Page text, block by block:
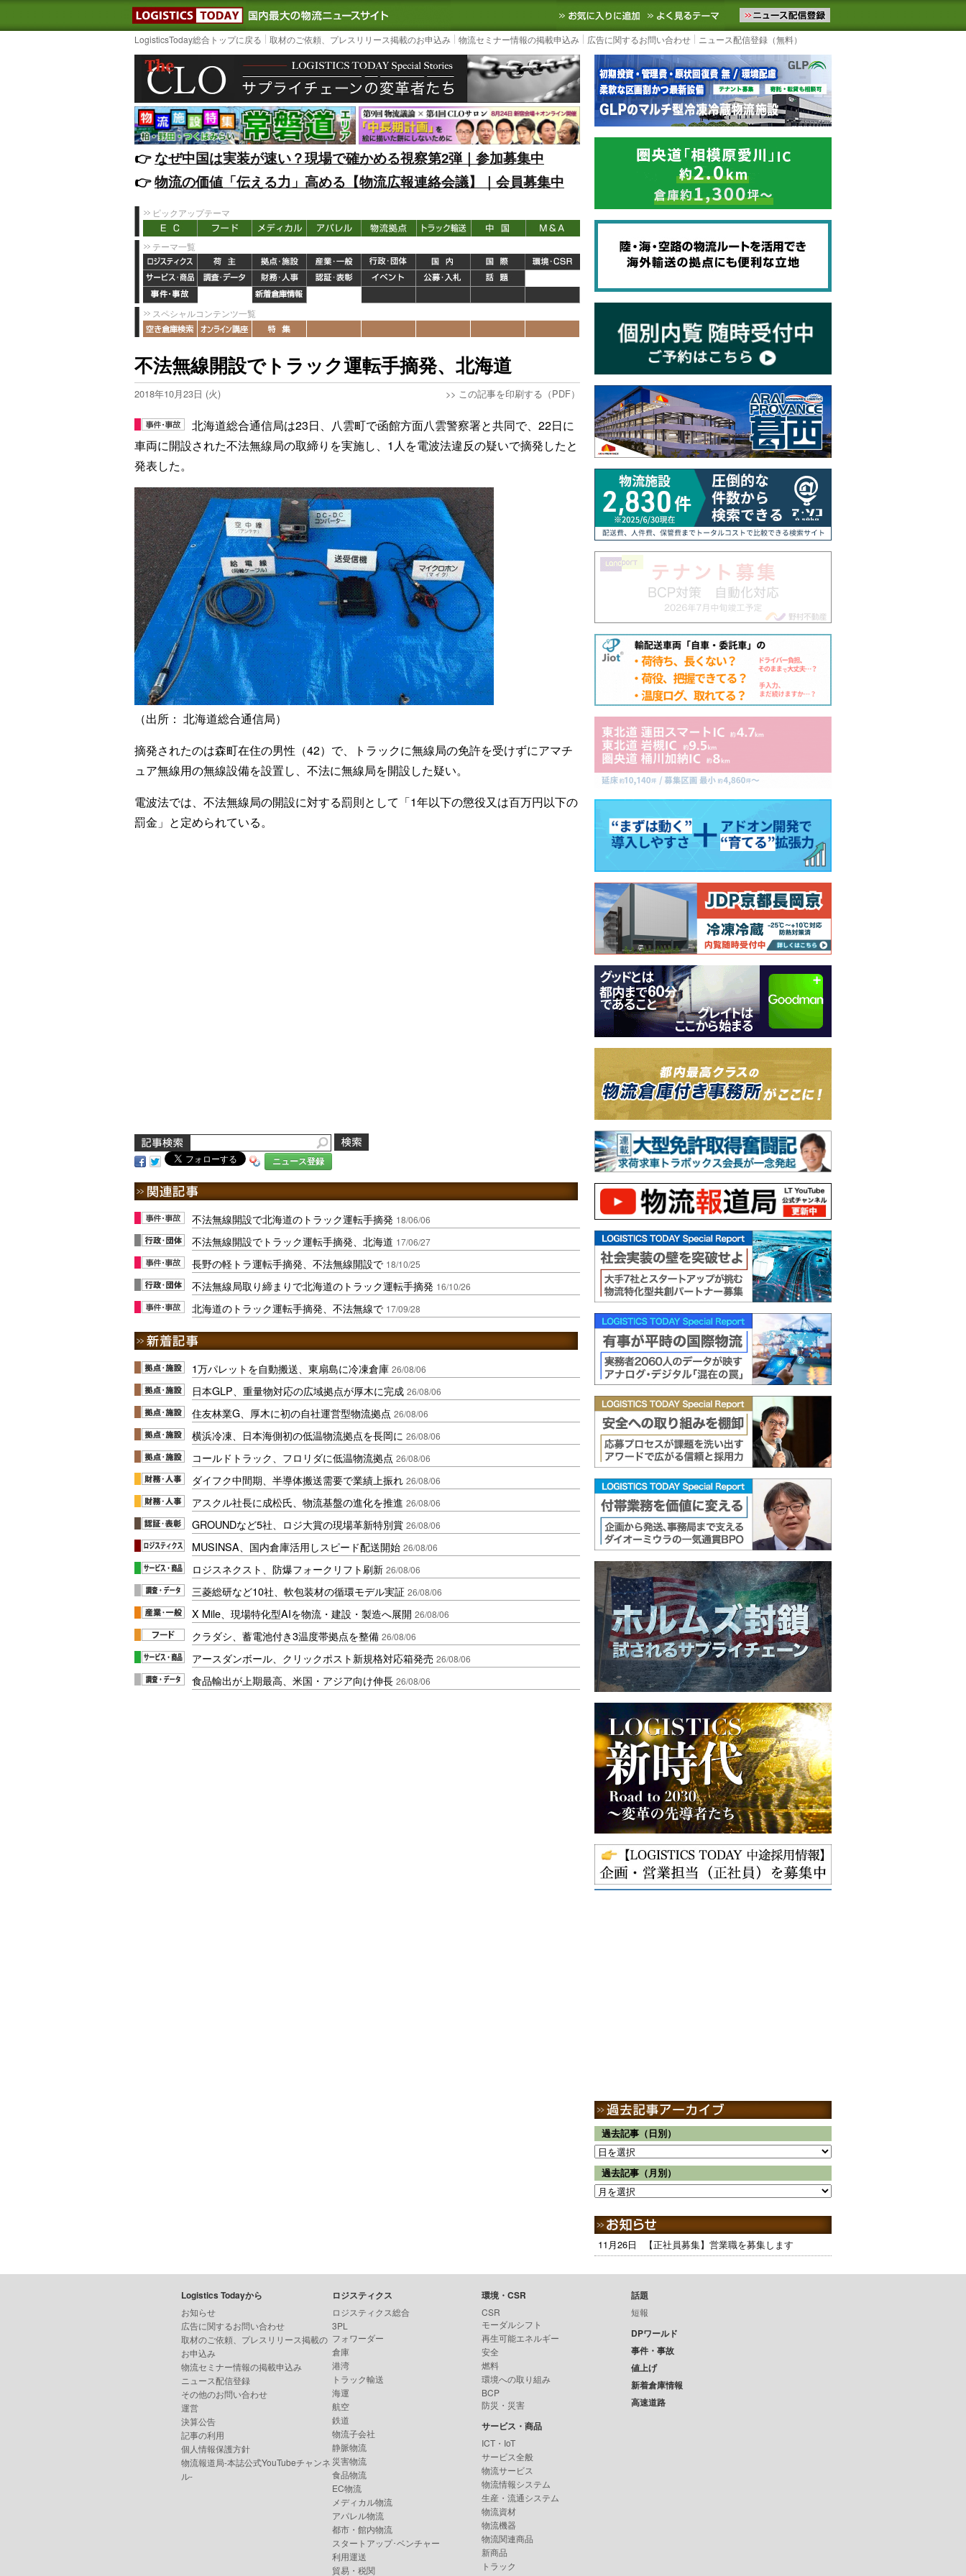
LOGISTICS TODAY｜国内最大の物流ニュースサイト3PL, SCMなど国内外の最新の物流ニュースをお届けします。物流ニュースメール配信を登録す
お気に入りに追加 よく見るテーマ
LogisticsToday総合トップに戻る 取材のご依頼、プレスリリース掲載のお申込み 物流セミナー情報の掲載申込み 広告に関するお問い合わせ ニュース配信登録（無料）
👉️なぜ中国は実装が速い？現場で確かめる視察第2弾｜参加募集中
👉️物流の価値「伝える力」高める【物流広報連絡会議】｜会員募集中
ピックアップテーマ
テーマ一覧
スペシャルコンテンツ一覧
不法無線開設でトラック運転手摘発、北海道
2018年10月23日 (火) >> この記事を印刷する（PDF）
北海道総合通信局は23日、八雲町で函館方面八雲警察署と共同で、22日に
車両に開設された不法無線局の取締りを実施し、1人を電波法違反の疑いで摘発したと
発表した。
（出所： 北海道総合通信局）
摘発されたのは森町在住の男性（42）で、トラックに無線局の免許を受けずにアマチ
ュア無線用の無線設備を設置し、不法に無線局を開設した疑い。
電波法では、不法無線局の開設に対する罰則として「1年以下の懲役又は百万円以下の
罰金」と定められている。
ニュース登録
不法無線開設で北海道のトラック運転手摘発 18/06/06
不法無線開設でトラック運転手摘発、北海道 17/06/27
長野の軽トラ運転手摘発、不法無線開設で 18/10/25
不法無線局取り締まりで北海道のトラック運転手摘発 16/10/26
北海道のトラック運転手摘発、不法無線で 17/09/28
1万パレットを自動搬送、東扇島に冷凍倉庫 26/08/06
日本GLP、重量物対応の広域拠点が厚木に完成 26/08/06
住友林業G、厚木に初の自社運営型物流拠点 26/08/06
横浜冷凍、日本海側初の低温物流拠点を長岡に 26/08/06
コールドトラック、フロリダに低温物流拠点 26/08/06
ダイフク中間期、半導体搬送需要で業績上振れ 26/08/06
アスクル社長に成松氏、物流基盤の進化を推進 26/08/06
GROUNDなど5社、ロジ大賞の現場革新特別賞 26/08/06
MUSINSA、国内倉庫活用しスピード配送開始 26/08/06
ロジスネクスト、防爆フォークリフト刷新 26/08/06
三菱総研など10社、軟包装材の循環モデル実証 26/08/06
X Mile、現場特化型AIを物流・建設・製造へ展開 26/08/06
クラダシ、蓄電池付き3温度帯拠点を整備 26/08/06
アースダンボール、クリックポスト新規格対応箱発売 26/08/06
食品輸出が上期最高、米国・アジア向け伸長 26/08/06
過去記事（日別）
過去記事（月別）
11月26日 【正社員募集】営業職を募集します
Logistics Todayから
お知らせ
広告に関するお問い合わせ
取材のご依頼、プレスリリース掲載の
お申込み
物流セミナー情報の掲載申込み
ニュース配信登録
その他のお問い合わせ
運営
決算公告
記事の利用
個人情報保護方針
物流報道局-本誌公式YouTubeチャンネ
ル-
ロジスティクス
ロジスティクス総合
3PL
フォワーダー
倉庫
港湾
トラック輸送
海運
航空
鉄道
物流子会社
静脈物流
災害物流
食品物流
EC物流
メディカル物流
アパレル物流
都市・館内物流
スタートアップ･ベンチャー
利用運送
貿易・税関
環境・CSR
CSR
モーダルシフト
再生可能エネルギー
安全
燃料
環境への取り組み
BCP
防災・災害
サービス・商品
ICT・IoT
サービス全般
物流サービス
物流情報システム
生産・流通システム
物流資材
物流機器
物流関連商品
新商品
トラック
話題
短報
DPワールド
事件・事故
値上げ
新着倉庫情報
高速道路